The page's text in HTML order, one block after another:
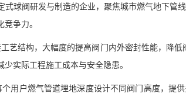
球阀研发与制造的企业，聚焦城市燃气地下管
争力。
结构，大幅度的提高阀门内外密封性能，降
实际工程施工成本与安全隐患。
户燃气管道埋地深度设计不同阀门高度，提供